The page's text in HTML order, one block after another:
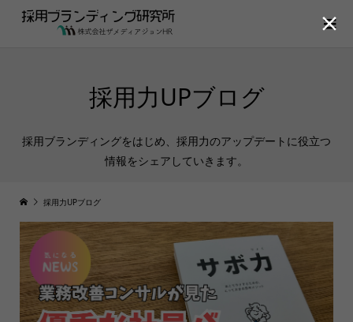
採用力UPブログ
採用ブランディングをはじめ、採用力のアップデートに役立つ
情報をシェアしていきます。
採用力UPブログ
